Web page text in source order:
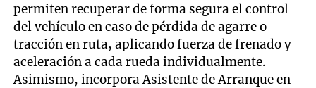
permiten recuperar de forma segura el control
del vehículo en caso de pérdida de agarre o
tracción en ruta, aplicando fuerza de frenado y
aceleración a cada rueda individualmente.
Asimismo, incorpora Asistente de Arranque en